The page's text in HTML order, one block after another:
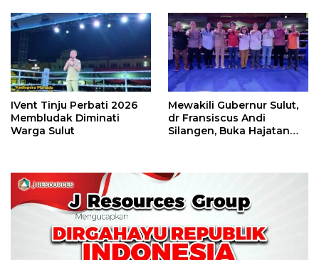
Perbati 2026
IVent Tinju Perbati 2026
Membludak Diminati
Warga Sulut
Mewakili Gubernur Sulut,
dr Fransiscus Andi
Silangen, Buka Hajatan